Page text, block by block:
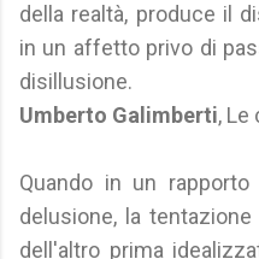
della realtà, produce il
in un affetto privo di
disillusione.
Umberto Galimberti, Le
Quando in un
delusione, la
dell'altro prima